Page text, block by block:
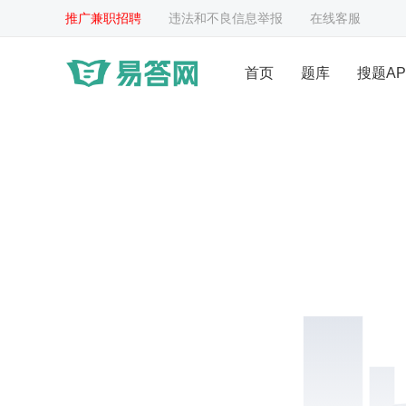
推广兼职招聘 违法和不良信息举报 在线客服
首页 题库 搜题